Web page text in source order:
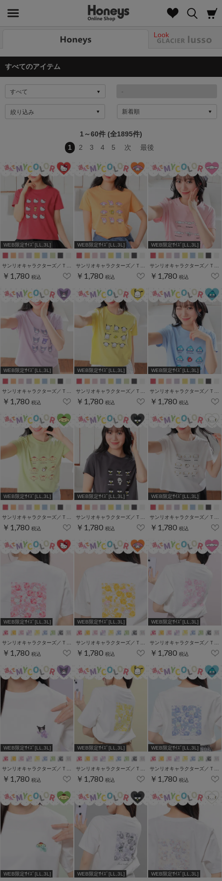
Look
すべてのアイテム
絞り込み
1～60件 (全1895件)
1
2 3 4 5 次 最後
WEB限定ｻｲｽﾞ[LL,3L]
￥1,780 税込
WEB限定ｻｲｽﾞ[LL,3L]
￥1,780 税込
WEB限定ｻｲｽﾞ[LL,3L]
￥1,780 税込
WEB限定ｻｲｽﾞ[LL,3L]
￥1,780 税込
WEB限定ｻｲｽﾞ[LL,3L]
￥1,780 税込
WEB限定ｻｲｽﾞ[LL,3L]
￥1,780 税込
WEB限定ｻｲｽﾞ[LL,3L]
￥1,780 税込
WEB限定ｻｲｽﾞ[LL,3L]
￥1,780 税込
WEB限定ｻｲｽﾞ[LL,3L]
￥1,780 税込
WEB限定ｻｲｽﾞ[LL,3L]
サンリオキャラクターズ／Ｔシャツ（お花かくれんぼ）
￥1,780 税込
WEB限定ｻｲｽﾞ[LL,3L]
サンリオキャラクターズ／Ｔシャツ（お花かくれんぼ）
￥1,780 税込
WEB限定ｻｲｽﾞ[LL,3L]
サンリオキャラクターズ／Ｔシャツ（お花かくれんぼ）
￥1,780 税込
WEB限定ｻｲｽﾞ[LL,3L]
￥1,780 税込
WEB限定ｻｲｽﾞ[LL,3L]
￥1,780 税込
WEB限定ｻｲｽﾞ[LL,3L]
￥1,780 税込
WEB限定ｻｲｽﾞ[LL,3L] WEB限定ｻｲｽﾞ[LL,3L] WEB限定ｻｲｽﾞ[LL,3L]